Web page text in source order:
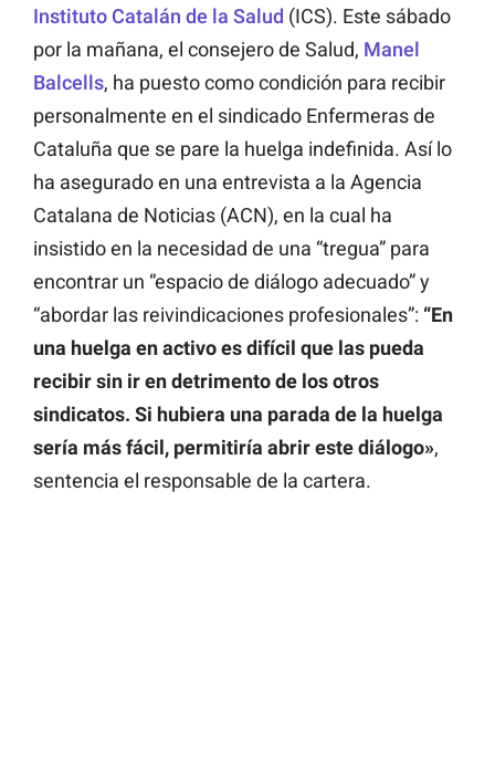
Instituto Catalán de la Salud (ICS). Este sábado
por la mañana, el consejero de Salud, Manel
Balcells, ha puesto como condición para recibir
personalmente en el sindicado Enfermeras de
Cataluña que se pare la huelga indefinida. Así lo
ha asegurado en una entrevista a la Agencia
Catalana de Noticias (ACN), en la cual ha
insistido en la necesidad de una “tregua” para
encontrar un “espacio de diálogo adecuado” y
“abordar las reivindicaciones profesionales”: “En
una huelga en activo es difícil que las pueda
recibir sin ir en detrimento de los otros
sindicatos. Si hubiera una parada de la huelga
sería más fácil, permitiría abrir este diálogo»,
sentencia el responsable de la cartera.